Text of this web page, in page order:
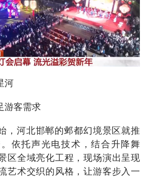
河
游客需求
，河北邯郸的邺都幻境景区就推
依托声光电技术，结合升降舞
区全域亮化工程，现场演出呈现
艺术交织的风格，让游客步入一